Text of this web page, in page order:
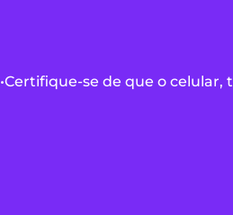
•Certifique-se de que o